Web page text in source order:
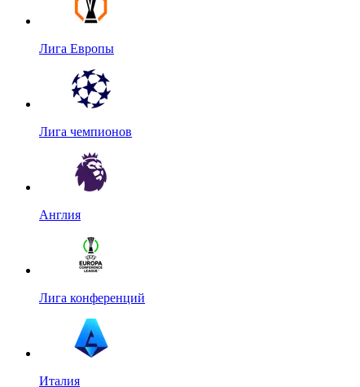
Лига Европы
Лига чемпионов
Англия
Лига конференций
Италия